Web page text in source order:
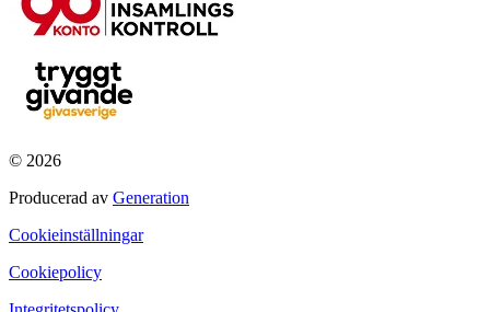
© 2026
Producerad av Generation
Cookieinställningar
Cookiepolicy